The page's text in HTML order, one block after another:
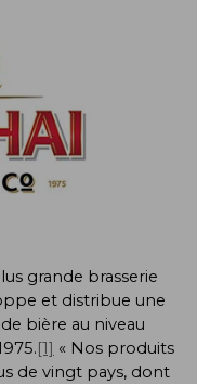
grande brasserie
et distribue une
bière au niveau
[1] « Nos produits
de vingt pays, dont